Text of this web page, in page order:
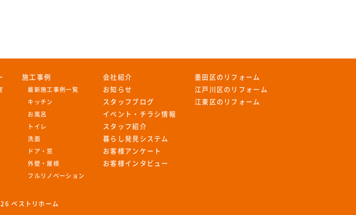
施工事例
最新施工事例一覧
キッチン
お風呂
トイレ
洗面
ドア・窓
外壁・屋根
フルリノベーション
会社紹介
お知らせ
スタッフブログ
イベント・チラシ情報
スタッフ紹介
暮らし発見システム
お客様アンケート
お客様インタビュー
墨田区のリフォーム
江戸川区のリフォーム
江東区のリフォーム
ベストリホーム